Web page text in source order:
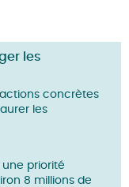
les
concrètes
les
une priorité
8 millions de